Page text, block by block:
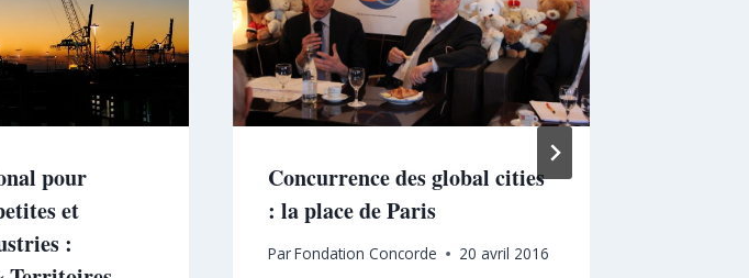
pour
et
:
Concurrence des global cities
: la place de Paris
ParFondation Concorde 20 avril 2016